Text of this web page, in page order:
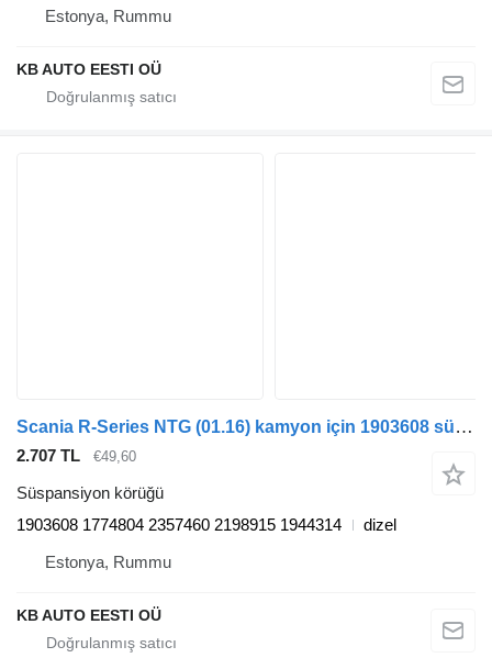
Estonya, Rummu
KB AUTO EESTI OÜ
Scania R-Series NTG (01.16) kamyon için 1903608 süspansiyon körüğü
2.707 TL €49,60
Süspansiyon körüğü
1903608 1774804 2357460 2198915 1944314
dizel
Estonya, Rummu
KB AUTO EESTI OÜ